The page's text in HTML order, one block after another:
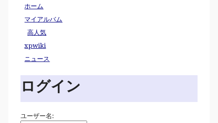
ホーム
マイアルバム
高人気
xpwiki
ニュース
ログイン
ユーザー名: